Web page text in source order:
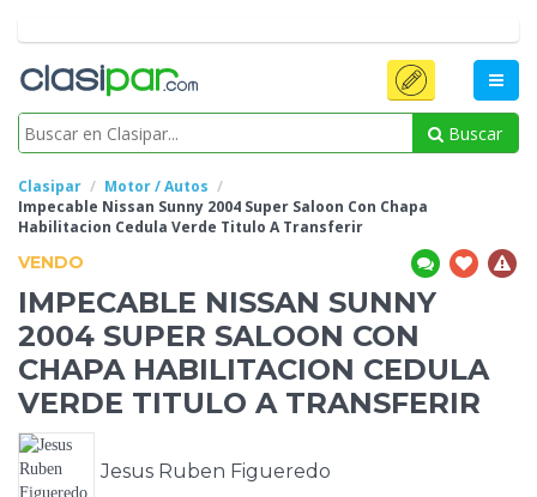
Buscar
Clasipar
Motor / Autos
Impecable Nissan Sunny 2004 Super Saloon Con Chapa
Habilitacion Cedula Verde Titulo A Transferir
VENDO
IMPECABLE NISSAN SUNNY
2004 SUPER SALOON CON
CHAPA HABILITACION CEDULA
VERDE TITULO A TRANSFERIR
Jesus Ruben Figueredo